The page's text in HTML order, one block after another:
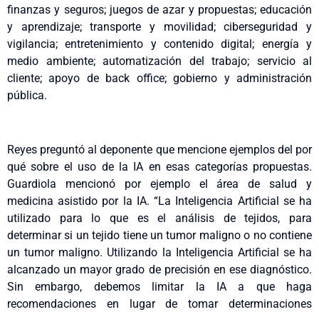
finanzas y seguros; juegos de azar y propuestas; educación
y aprendizaje; transporte y movilidad; ciberseguridad y
vigilancia; entretenimiento y contenido digital; energía y
medio ambiente; automatización del trabajo; servicio al
cliente; apoyo de back office; gobierno y administración
pública.
Reyes preguntó al deponente que mencione ejemplos del por
qué sobre el uso de la IA en esas categorías propuestas.
Guardiola mencionó por ejemplo el área de salud y
medicina asistido por la IA. “La Inteligencia Artificial se ha
utilizado para lo que es el análisis de tejidos, para
determinar si un tejido tiene un tumor maligno o no contiene
un tumor maligno. Utilizando la Inteligencia Artificial se ha
alcanzado un mayor grado de precisión en ese diagnóstico.
Sin embargo, debemos limitar la IA a que haga
recomendaciones en lugar de tomar determinaciones